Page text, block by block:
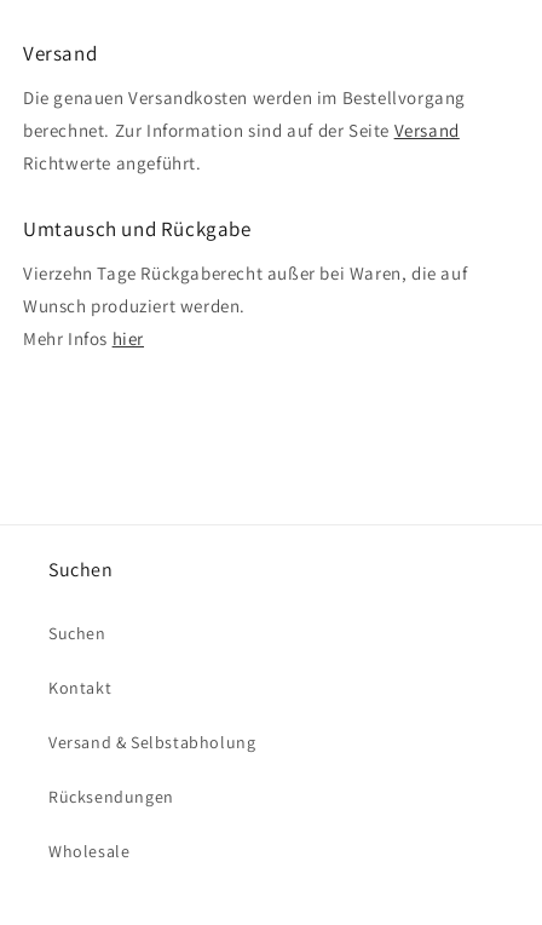
Versand
Die genauen Versandkosten werden im Bestellvorgang
berechnet. Zur Information sind auf der Seite Versand
Richtwerte angeführt.
Umtausch und Rückgabe
Vierzehn Tage Rückgaberecht außer bei Waren, die auf
Wunsch produziert werden.
Mehr Infos hier
Suchen
Suchen
Kontakt
Versand & Selbstabholung
Rücksendungen
Wholesale